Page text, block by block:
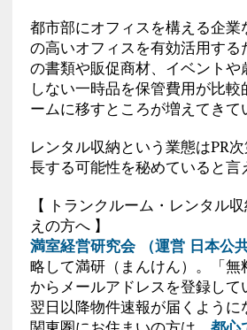
都市部にオフィスを構える企業
の高いオフィスを有効活用する
の書類や販促商材、イベントや
しない一時品を保管費用が比
ームに移すところが増えてきて
レンタル収納という業態はPR
長する可能性を秘めていると言
【 トランクルーム・レンタル
えの方へ 】
満室経営研究会 （運営 日本公
略して満研（まんけん）。「無
からメールアドレスを登録して
翌日以降物件速報が届くように